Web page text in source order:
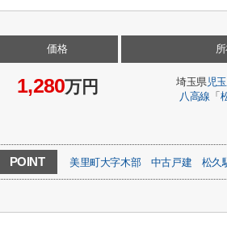
価格
1,280万円 埼玉県児
八高線 「
POINT 美里町大字木部 中古戸建 松久